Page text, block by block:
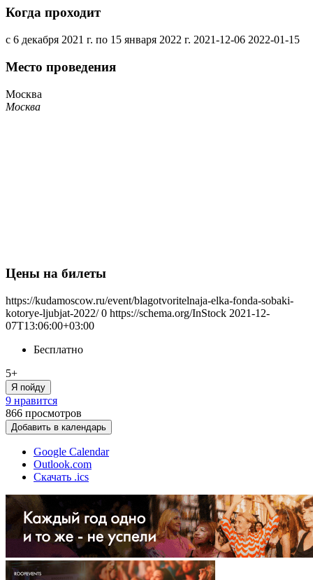
Когда проходит
с 6 декабря 2021 г. по 15 января 2022 г. 2021-12-06 2022-01-15
Место проведения
Москва
Москва
Цены на билеты
https://kudamoscow.ru/event/blagotvoritelnaja-elka-fonda-sobaki-
kotorye-ljubjat-2022/ 0 https://schema.org/InStock 2021-12-
07T13:06:00+03:00
Бесплатно
5+
Я пойду
9 нравится
866 просмотров
Добавить в календарь
Google Calendar
Outlook.com
Скачать .ics